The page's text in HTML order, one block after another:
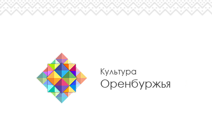
Культура
Оренбуржья